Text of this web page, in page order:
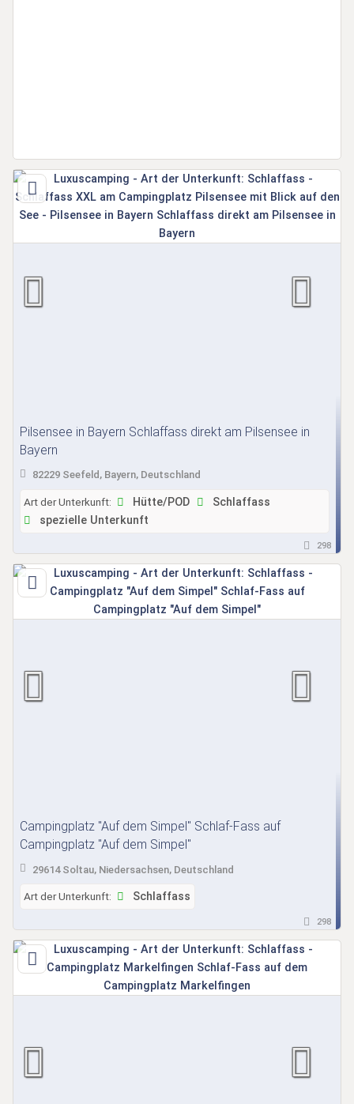
Pilsensee in Bayern Schlaffass direkt am Pilsensee in
Bayern
82229 Seefeld, Bayern, Deutschland
Art der Unterkunft: Hütte/POD
Schlaffass
spezielle Unterkunft
298
Campingplatz "Auf dem Simpel" Schlaf-Fass auf
Campingplatz "Auf dem Simpel"
29614 Soltau, Niedersachsen, Deutschland
Art der Unterkunft: Schlaffass
298